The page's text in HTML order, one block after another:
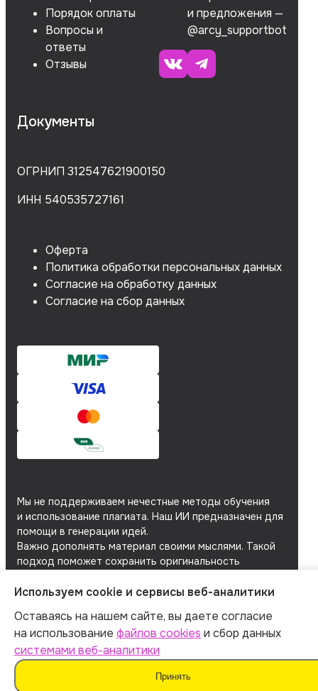
Порядок оплаты
Вопросы и
ответы
Отзывы
и предложения —
@arcy_supportbot
Документы
ОГРНИП 312547621900150
ИНН 540535727161
Оферта
Политика обработки персональных данных
Согласие на обработку данных
Согласие на сбор данных
Мы не поддерживаем нечестные методы обучения
и использование плагиата. Наш ИИ предназначен для
помощи в генерации идей.
Важно дополнять материал своими мыслями. Такой
подход поможет сохранить оригинальность
Мы используемфайлы cookieисервисы веб-
аналитикидля персонализации сервисов
и повышения удобства пользования сайтом.
Если вы не согласны на их использование, поменяйте
настройки браузера.
Используем cookie и сервисы веб-аналитики
Оставаясь на нашем сайте, вы даете согласие
на использование файлов cookies и сбор данных
системами веб-аналитики
Принять